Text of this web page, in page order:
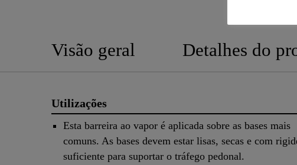
Visão geral Detalhes do
Utilizações
Esta barreira ao vapor é aplicada sobre as bases mais
comuns. As bases devem estar lisas, secas e com
suficiente para suportar o tráfego pedonal.